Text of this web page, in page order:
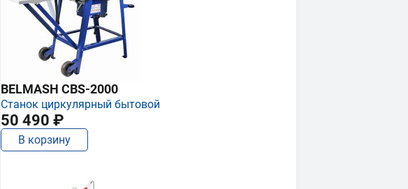
BELMASH CBS-2000
Станок циркулярный бытовой
50 490 ₽
В корзину